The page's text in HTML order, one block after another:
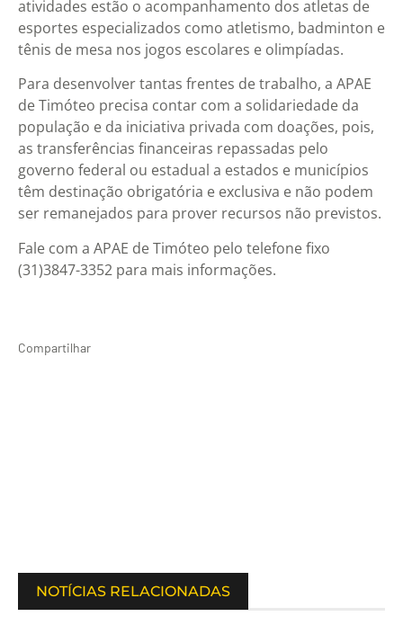
atividades estão o acompanhamento dos atletas de
esportes especializados como atletismo, badminton e
tênis de mesa nos jogos escolares e olimpíadas.
Para desenvolver tantas frentes de trabalho, a APAE
de Timóteo precisa contar com a solidariedade da
população e da iniciativa privada com doações, pois,
as transferências financeiras repassadas pelo
governo federal ou estadual a estados e municípios
têm destinação obrigatória e exclusiva e não podem
ser remanejados para prover recursos não previstos.
Fale com a APAE de Timóteo pelo telefone fixo
(31)3847-3352 para mais informações.
Compartilhar
NOTÍCIAS RELACIONADAS